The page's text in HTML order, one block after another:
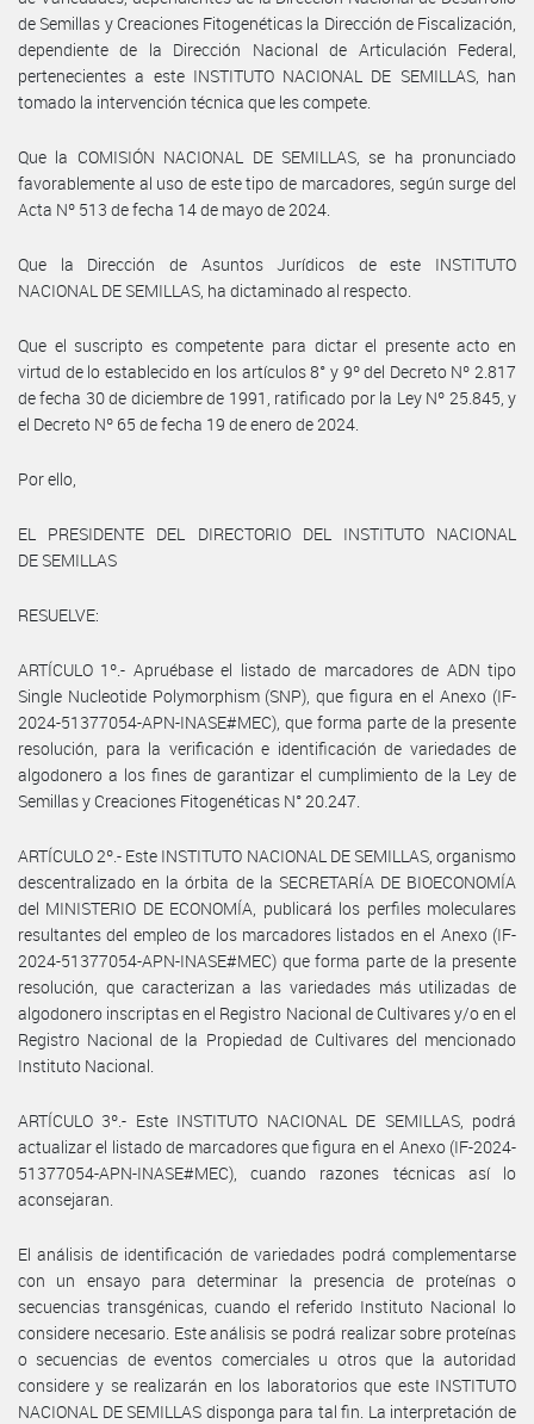
de Semillas y Creaciones Fitogenéticas la Dirección de Fiscalización,
dependiente de la Dirección Nacional de Articulación Federal,
pertenecientes a este INSTITUTO NACIONAL DE SEMILLAS, han
tomado la intervención técnica que les compete.
Que la COMISIÓN NACIONAL DE SEMILLAS, se ha pronunciado
favorablemente al uso de este tipo de marcadores, según surge del
Acta Nº 513 de fecha 14 de mayo de 2024.
Que la Dirección de Asuntos Jurídicos de este INSTITUTO
NACIONAL DE SEMILLAS, ha dictaminado al respecto.
Que el suscripto es competente para dictar el presente acto en
virtud de lo establecido en los artículos 8° y 9º del Decreto Nº 2.817
de fecha 30 de diciembre de 1991, ratificado por la Ley Nº 25.845, y
el Decreto Nº 65 de fecha 19 de enero de 2024.
Por ello,
EL PRESIDENTE DEL DIRECTORIO DEL INSTITUTO NACIONAL
DE SEMILLAS
RESUELVE:
ARTÍCULO 1º.- Apruébase el listado de marcadores de ADN tipo
Single Nucleotide Polymorphism (SNP), que figura en el Anexo (IF-
2024-51377054-APN-INASE#MEC), que forma parte de la presente
resolución, para la verificación e identificación de variedades de
algodonero a los fines de garantizar el cumplimiento de la Ley de
Semillas y Creaciones Fitogenéticas N° 20.247.
ARTÍCULO 2º.- Este INSTITUTO NACIONAL DE SEMILLAS, organismo
descentralizado en la órbita de la SECRETARÍA DE BIOECONOMÍA
del MINISTERIO DE ECONOMÍA, publicará los perfiles moleculares
resultantes del empleo de los marcadores listados en el Anexo (IF-
2024-51377054-APN-INASE#MEC) que forma parte de la presente
resolución, que caracterizan a las variedades más utilizadas de
algodonero inscriptas en el Registro Nacional de Cultivares y/o en el
Registro Nacional de la Propiedad de Cultivares del mencionado
Instituto Nacional.
ARTÍCULO 3º.- Este INSTITUTO NACIONAL DE SEMILLAS, podrá
actualizar el listado de marcadores que figura en el Anexo (IF-2024-
51377054-APN-INASE#MEC), cuando razones técnicas así lo
aconsejaran.
El análisis de identificación de variedades podrá complementarse
con un ensayo para determinar la presencia de proteínas o
secuencias transgénicas, cuando el referido Instituto Nacional lo
considere necesario. Este análisis se podrá realizar sobre proteínas
o secuencias de eventos comerciales u otros que la autoridad
considere y se realizarán en los laboratorios que este INSTITUTO
NACIONAL DE SEMILLAS disponga para tal fin. La interpretación de